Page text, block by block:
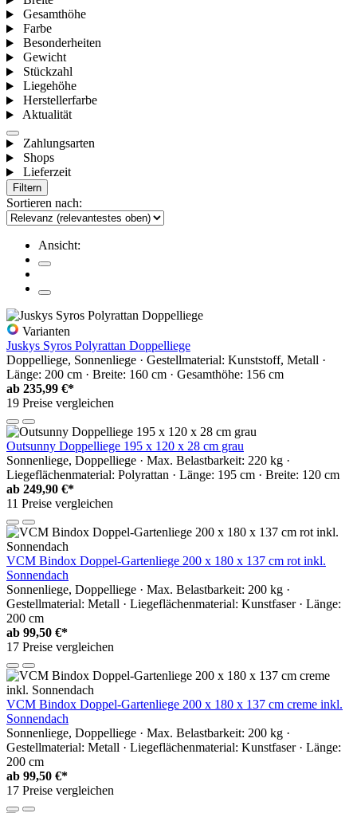
Gesamthöhe
Farbe
Besonderheiten
Gewicht
Stückzahl
Liegehöhe
Herstellerfarbe
Aktualität
Zahlungsarten
Shops
Lieferzeit
Filtern
Sortieren nach:
Ansicht:
Varianten
Juskys Syros Polyrattan Doppelliege
Doppelliege, Sonnenliege · Gestellmaterial: Kunststoff, Metall ·
Länge: 200 cm · Breite: 160 cm · Gesamthöhe: 156 cm
ab 235,99 €*
19 Preise vergleichen
Outsunny Doppelliege 195 x 120 x 28 cm grau
Sonnenliege, Doppelliege · Max. Belastbarkeit: 220 kg ·
Liegeflächenmaterial: Polyrattan · Länge: 195 cm · Breite: 120 cm
ab 249,90 €*
11 Preise vergleichen
VCM Bindox Doppel-Gartenliege 200 x 180 x 137 cm rot inkl.
Sonnendach
Sonnenliege, Doppelliege · Max. Belastbarkeit: 200 kg ·
Gestellmaterial: Metall · Liegeflächenmaterial: Kunstfaser · Länge:
200 cm
ab 99,50 €*
17 Preise vergleichen
VCM Bindox Doppel-Gartenliege 200 x 180 x 137 cm creme inkl.
Sonnendach
Sonnenliege, Doppelliege · Max. Belastbarkeit: 200 kg ·
Gestellmaterial: Metall · Liegeflächenmaterial: Kunstfaser · Länge:
200 cm
ab 99,50 €*
17 Preise vergleichen